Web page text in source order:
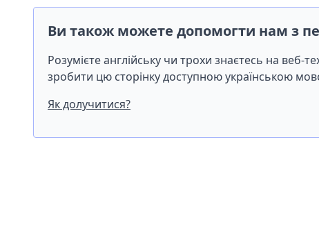
Ви також можете допомогти нам з
Розумієте англійську чи трохи знаєтесь на
зробити цю сторінку доступною українською
Як долучитися?